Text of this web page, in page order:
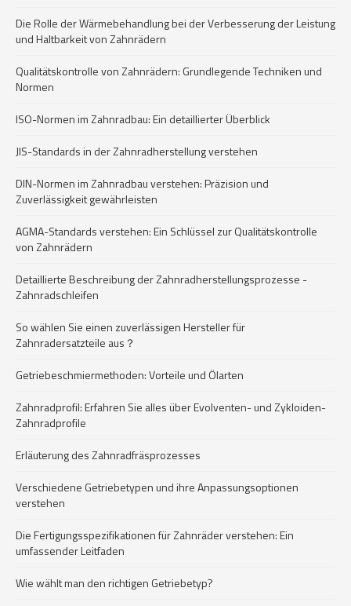
Die Rolle der Wärmebehandlung bei der Verbesserung der Leistung
und Haltbarkeit von Zahnrädern
Qualitätskontrolle von Zahnrädern: Grundlegende Techniken und
Normen
ISO-Normen im Zahnradbau: Ein detaillierter Überblick
JIS-Standards in der Zahnradherstellung verstehen
DIN-Normen im Zahnradbau verstehen: Präzision und
Zuverlässigkeit gewährleisten
AGMA-Standards verstehen: Ein Schlüssel zur Qualitätskontrolle
von Zahnrädern
Detaillierte Beschreibung der Zahnradherstellungsprozesse -
Zahnradschleifen
So wählen Sie einen zuverlässigen Hersteller für
Zahnradersatzteile aus？
Getriebeschmiermethoden: Vorteile und Ölarten
Zahnradprofil: Erfahren Sie alles über Evolventen- und Zykloiden-
Zahnradprofile
Erläuterung des Zahnradfräsprozesses
Verschiedene Getriebetypen und ihre Anpassungsoptionen
verstehen
Die Fertigungsspezifikationen für Zahnräder verstehen: Ein
umfassender Leitfaden
Wie wählt man den richtigen Getriebetyp?